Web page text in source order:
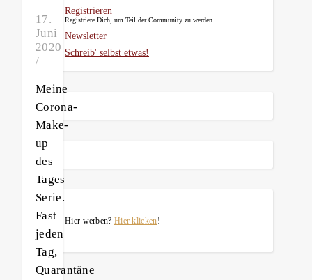
17.
Juni
2020
/
Meine
Corona-
Make-
up
des
Tages
Serie.
Fast
jeden
Tag,
Quarantäne
Registrieren
Registriere Dich, um Teil der Community zu werden.
Newsletter
Schreib' selbst etwas!
Hier werben? Hier klicken!